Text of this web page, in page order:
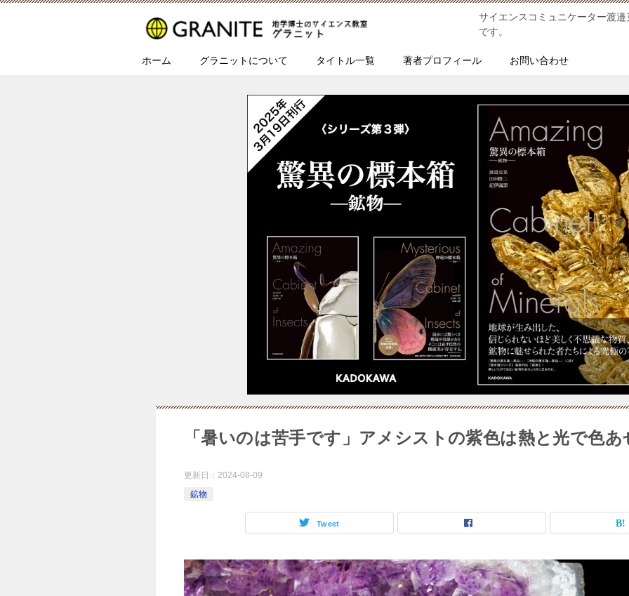
サイエンスコミュニケーター渡
です。
ホーム グラニットについて タイトル一覧 著者プロフィール お問い合わせ
「暑いのは苦手です」アメシストの紫色は熱と光で色
更新日： 2024-08-09
鉱物
Tweet